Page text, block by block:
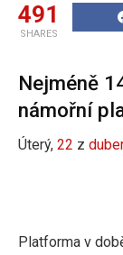
491
SHARES
Nejméně
námořní
Úterý, 22 z
Platforma v